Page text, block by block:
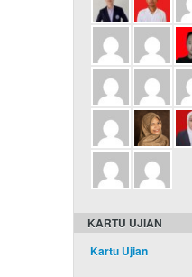
KARTU UJIAN
Kartu Ujian